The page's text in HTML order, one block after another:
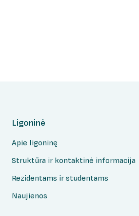
Ligoninė
Apie ligoninę
Struktūra ir kontaktinė informacija
Rezidentams ir studentams
Naujienos